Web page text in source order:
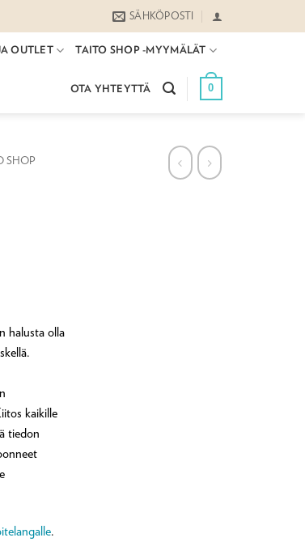
SÄHKÖPOSTI
OUTLET TAITO SHOP -MYYMÄLÄT
OTA YHTEYTTÄ 0
SHOP
halusta olla
kaikille
tiedon
.